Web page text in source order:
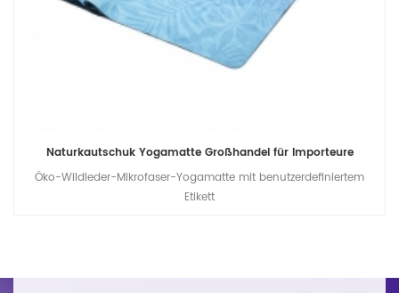
Naturkautschuk Yogamatte Großhandel für Importeure
Öko-Wildleder-Mikrofaser-Yogamatte mit benutzerdefiniertem
Etikett